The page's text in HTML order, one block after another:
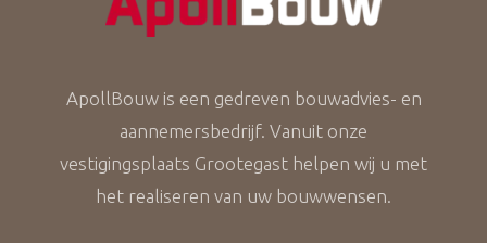
ApollBouw is een gedreven bouwadvies- en
aannemersbedrijf. Vanuit onze
vestigingsplaats Grootegast helpen wij u met
het realiseren van uw bouwwensen.